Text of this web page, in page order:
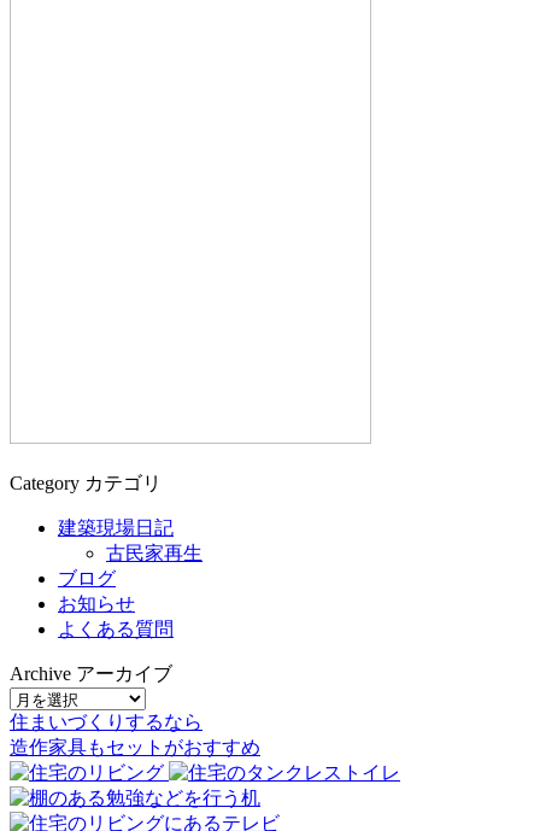
Category カテゴリ
建築現場日記
古民家再生
ブログ
お知らせ
よくある質問
Archive アーカイブ
住まいづくりするなら
造作家具もセット がおすすめ